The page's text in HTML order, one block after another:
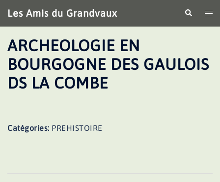
au
contenu
Les Amis du Grandvaux
le
ARCHEOLOGIE EN
BOURGOGNE DES GAULOIS
DS LA COMBE
Catégories: PREHISTOIRE